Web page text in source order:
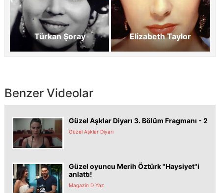
Türkan Şoray Elizabeth Taylor
Benzer Videolar
Güzel Aşklar Diyarı 3. Bölüm Fragmanı - 2
Güzel Aşklar Diyarı
Güzel oyuncu Merih Öztürk "Haysiyet"i
anlattı!
Magazin D Yaz